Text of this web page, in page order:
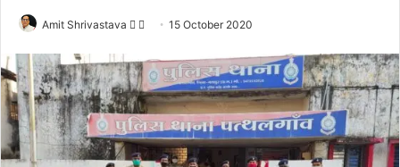
Amit Shrivastava
F
l
l
o
w
o
n
d
a
n
e
15 October 2020